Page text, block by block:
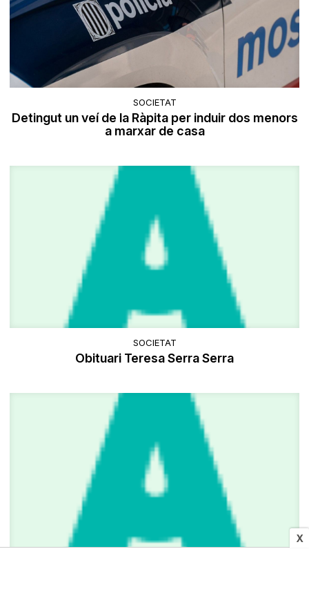
X
SOCIETAT
Detingut un veí de la Ràpita per induir dos menors
a marxar de casa
SOCIETAT
Obituari Teresa Serra Serra